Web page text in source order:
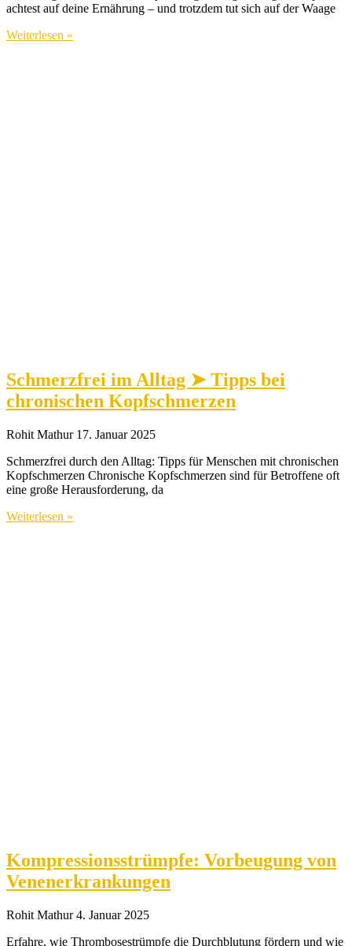
achtest auf deine Ernährung – und trotzdem tut sich auf der Waage
Weiterlesen »
Schmerzfrei im Alltag ➤ Tipps bei
chronischen Kopfschmerzen
Rohit Mathur 17. Januar 2025
Schmerzfrei durch den Alltag: Tipps für Menschen mit chronischen
Kopfschmerzen Chronische Kopfschmerzen sind für Betroffene oft
eine große Herausforderung, da
Weiterlesen »
Kompressionsstrümpfe: Vorbeugung von
Venenerkrankungen
Rohit Mathur4. Januar 2025
Erfahre, wie Thrombosestrümpfe die Durchblutung fördern und wie